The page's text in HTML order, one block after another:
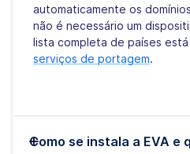
automaticamente os
não é necessário um
lista completa de países
serviços de portagem.
Como se instala a EVA e